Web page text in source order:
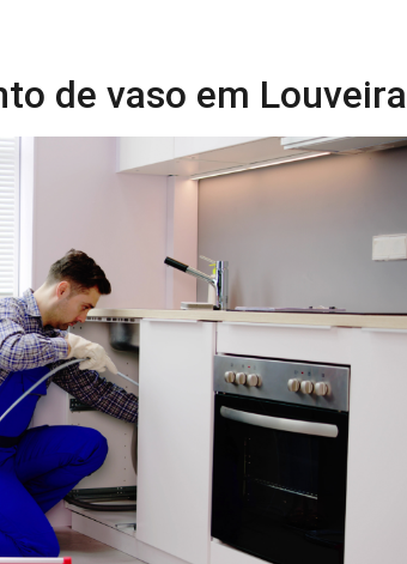
de vaso em Louveira